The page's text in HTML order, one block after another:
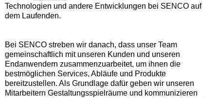
Technologien und andere Entwicklungen bei SENCO auf
dem Laufenden.
Bei SENCO streben wir danach, dass unser Team
gemeinschaftlich mit unseren Kunden und unseren
Endanwendern zusammenzuarbeitet, um ihnen die
bestmöglichen Services, Abläufe und Produkte
bereitzustellen. Als Grundlage dafür geben wir unseren
Mitarbeitern Gestaltungsspielräume und kommunizieren